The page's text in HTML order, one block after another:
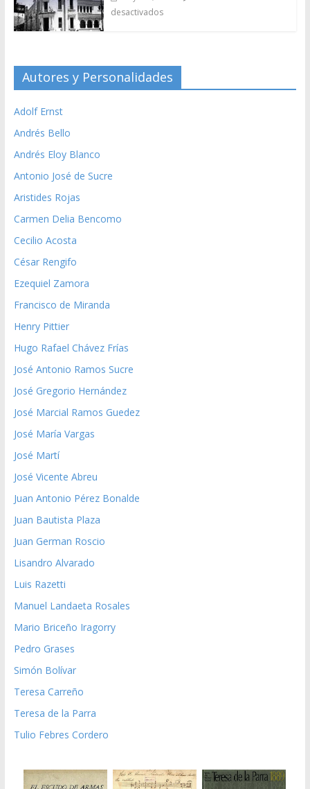
desactivados
Autores y Personalidades
Adolf Ernst
Andrés Bello
Andrés Eloy Blanco
Antonio José de Sucre
Aristides Rojas
Carmen Delia Bencomo
Cecilio Acosta
César Rengifo
Ezequiel Zamora
Francisco de Miranda
Henry Pittier
Hugo Rafael Chávez Frías
José Antonio Ramos Sucre
José Gregorio Hernández
José Marcial Ramos Guedez
José María Vargas
José Martí
José Vicente Abreu
Juan Antonio Pérez Bonalde
Juan Bautista Plaza
Juan German Roscio
Lisandro Alvarado
Luis Razetti
Manuel Landaeta Rosales
Mario Briceño Iragorry
Pedro Grases
Simón Bolívar
Teresa Carreño
Teresa de la Parra
Tulio Febres Cordero